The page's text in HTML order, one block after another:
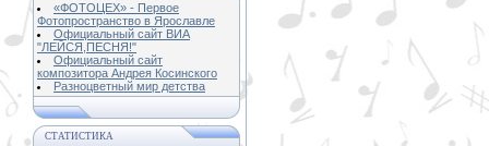
«ФОТОЦЕХ» - Первое
Фотопространство в Ярославле
Официальный сайт ВИА
"ЛЕЙСЯ,ПЕСНЯ!"
Официальный сайт
композитора Андрея Косинского
Разноцветный мир детства
СТАТИСТИКА